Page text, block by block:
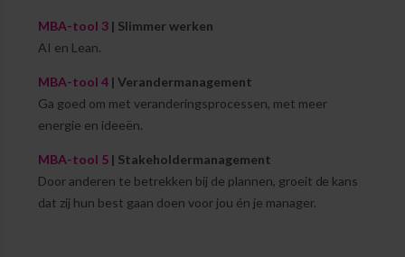
MBA-tool 3| Slimmer werken
AI en Lean.
MBA-tool 4| Verandermanagement
Ga goed om met veranderingsprocessen, met meer
energie en ideeën.
MBA-tool 5| Stakeholdermanagement
Door anderen te betrekken bij de plannen, groeit de kans
dat zij hun best gaan doen voor jou én je manager.